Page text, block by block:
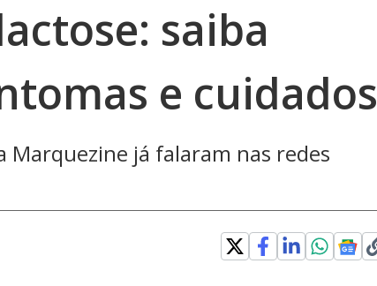
saiba
e cuidados
Marquezine já falaram nas redes